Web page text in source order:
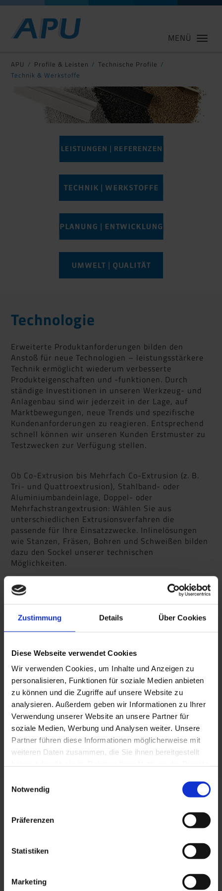
Zustimmung Details Über Cookies
Diese Webseite verwendet Cookies
Wir verwenden Cookies, um Inhalte und Anzeigen zu
personalisieren, Funktionen für soziale Medien anbieten
zu können und die Zugriffe auf unsere Website zu
analysieren. Außerdem geben wir Informationen zu Ihrer
Verwendung unserer Website an unsere Partner für
soziale Medien, Werbung und Analysen weiter. Unsere
Partner führen diese Informationen möglicherweise mit
weiteren Daten zusammen, die Sie ihnen bereitgestellt
Cookies, wenn Sie unsere Webseite weiterhin nutzen.
Notwendig
Präferenzen
Statistiken
Marketing
MENÜ
APU Profile & Leisten
Technische Profile
Technik & Werkstoffe
Technologie
Erweiterte Produktanforderungen bilden den
Anstoß für neue Technologien – leistungsstärkere
Technik ermöglicht wiederum verbesserte
Produkteigenschaften und -funktionen. Durch
ständige Investitionen in unseren Werkzeug- und
Anlagenbau sind wir jederzeit in der Lage, auf
Marktbewegungen, neue Trends und spezifische
Kundenanforderungen zu reagieren. Entsprechend
schnell können wir unseren Kunden Erstmuster zu
Testzwecken zur Verfügung stellen.
Ob Co-Extrusion bis Mehrfach Co-Extrusion (z. B.
Tri- und Quattroextrusion), Stahlband- oder
Aluminiumbandeinlage, Doppel- oder
Mehrfachstrangextrusion: Wählen Sie aus
unterschiedlichen Extrusionsverfahren die
passende für Ihre Einsatzzwecke. Inlinelösungen
wie Stanzen, Fräsen, Bohren und Schweißen bilden
dazu den Sockel unserer technischen
Möglichkeiten.
Unterschiedliche Anforderungen an die
Werkstoffkombinationen. Wir verarbeiten unter